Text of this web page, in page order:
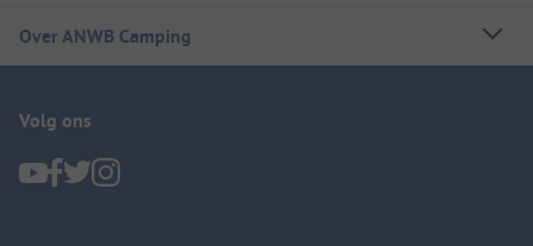
Over ANWB Camping
Volg ons